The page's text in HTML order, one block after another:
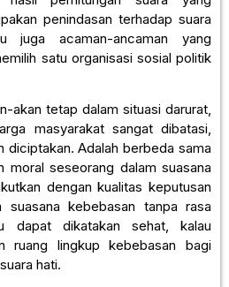
penindasan terhadap suara
juga acaman-ancaman yang
satu organisasi sosial politik
akan tetap dalam situasi darurat,
masyarakat sangat dibatasi,
diciptakan. Adalah berbeda sama
moral seseorang dalam suasana
dengan kualitas keputusan
suasana kebebasan tanpa rasa
dapat dikatakan sehat, kalau
ruang lingkup kebebasan bagi
hati.